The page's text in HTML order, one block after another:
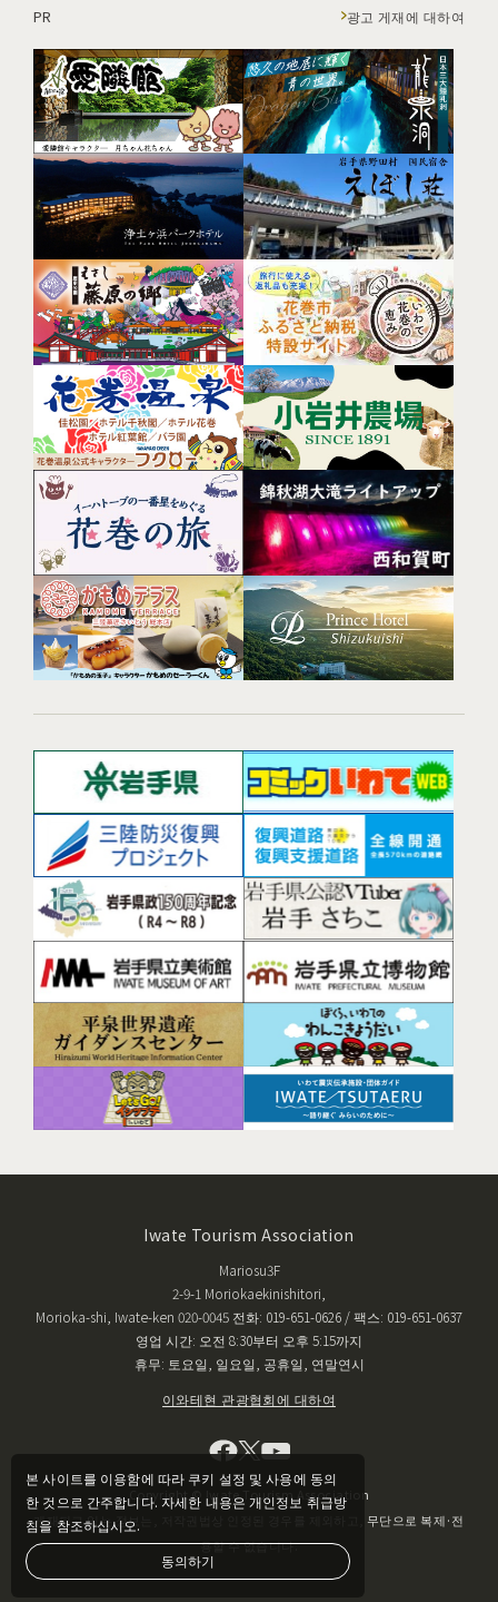
본 사이트를 이용함에 따라 쿠키 설정 및 사용에 동의
한 것으로 간주합니다. 자세한 내용은 개인정보 취급방
침을 참조하십시오.
동의하기
PR 광고 게재에 대하여
Iwate Tourism Association
Mariosu3F
2-9-1 Moriokaekinishitori,
Morioka-shi, Iwate-ken 020-0045 전화: 019-651-0626 / 팩스: 019-651-0637
영업 시간: 오전 8:30부터 오후 5:15까지
휴무: 토요일, 일요일, 공휴일, 연말연시
이와테현 관광협회에 대하여
Copyright © Iwate Tourism Association
게재되고 있는 정보는, 저작권법상 인정된 경우를 제외하고, 무단으로 복제·전
용할 수 없습니다.